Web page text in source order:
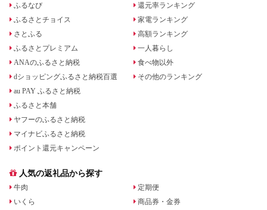
ふるなび
ふるさとチョイス
さとふる
ふるさとプレミアム
ANAのふるさと納税
dショッピングふるさと納税百選
au PAY ふるさと納税
ふるさと本舗
ヤフーのふるさと納税
マイナビふるさと納税
ポイント還元キャンペーン
還元率ランキング
家電ランキング
高額ランキング
一人暮らし
食べ物以外
その他のランキング
人気の返礼品から探す
牛肉
いくら
定期便
商品券・金券